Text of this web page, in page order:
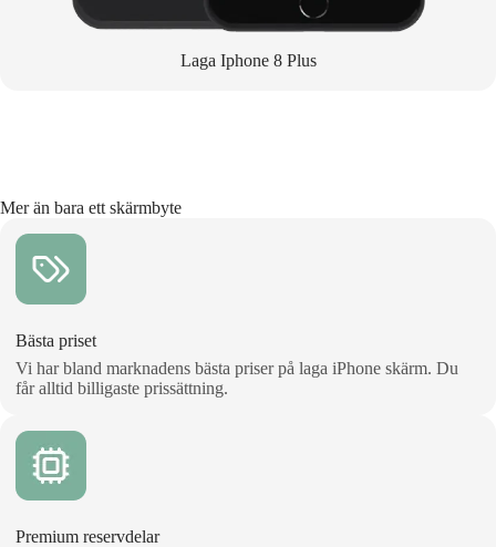
Laga Iphone 8 Plus
Mer än bara ett skärmbyte
Bästa priset
Vi har bland marknadens bästa priser på laga iPhone skärm. Du
får alltid billigaste prissättning.
Premium reservdelar